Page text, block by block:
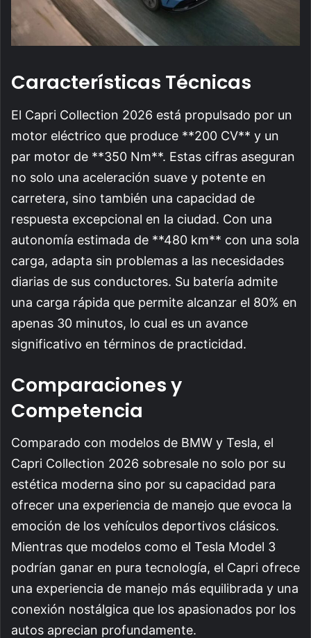
Características Técnicas
El Capri Collection 2026 está propulsado por un
motor eléctrico que produce **200 CV** y un
par motor de **350 Nm**. Estas cifras aseguran
no solo una aceleración suave y potente en
carretera, sino también una capacidad de
respuesta excepcional en la ciudad. Con una
autonomía estimada de **480 km** con una sola
carga, adapta sin problemas a las necesidades
diarias de sus conductores. Su batería admite
una carga rápida que permite alcanzar el 80% en
apenas 30 minutos, lo cual es un avance
significativo en términos de practicidad.
Comparaciones y
Competencia
Comparado con modelos de BMW y Tesla, el
Capri Collection 2026 sobresale no solo por su
estética moderna sino por su capacidad para
ofrecer una experiencia de manejo que evoca la
emoción de los vehículos deportivos clásicos.
Mientras que modelos como el Tesla Model 3
podrían ganar en pura tecnología, el Capri ofrece
una experiencia de manejo más equilibrada y una
conexión nostálgica que los apasionados por los
autos aprecian profundamente.